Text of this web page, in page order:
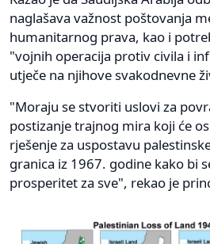
naglašava važnost poštovanja
humanitarnog prava, kao i
"vojnih operacija protiv civila i
utječe na njihove svakodnevne
"Moraju se stvoriti uslovi za
postizanje trajnog mira koji će
rješenje za uspostavu
granica iz 1967. godine kako bi
prosperitet za sve", rekao je